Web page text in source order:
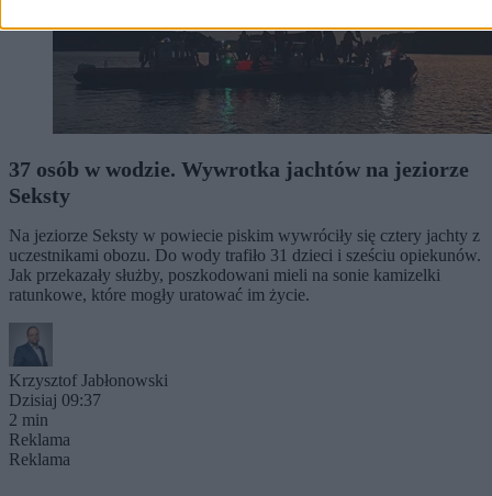
37 osób w wodzie. Wywrotka jachtów na jeziorze
Seksty
Na jeziorze Seksty w powiecie piskim wywróciły się cztery jachty z
uczestnikami obozu. Do wody trafiło 31 dzieci i sześciu opiekunów.
Jak przekazały służby, poszkodowani mieli na sonie kamizelki
ratunkowe, które mogły uratować im życie.
Krzysztof Jabłonowski
Dzisiaj 09:37
2 min
Reklama
Reklama